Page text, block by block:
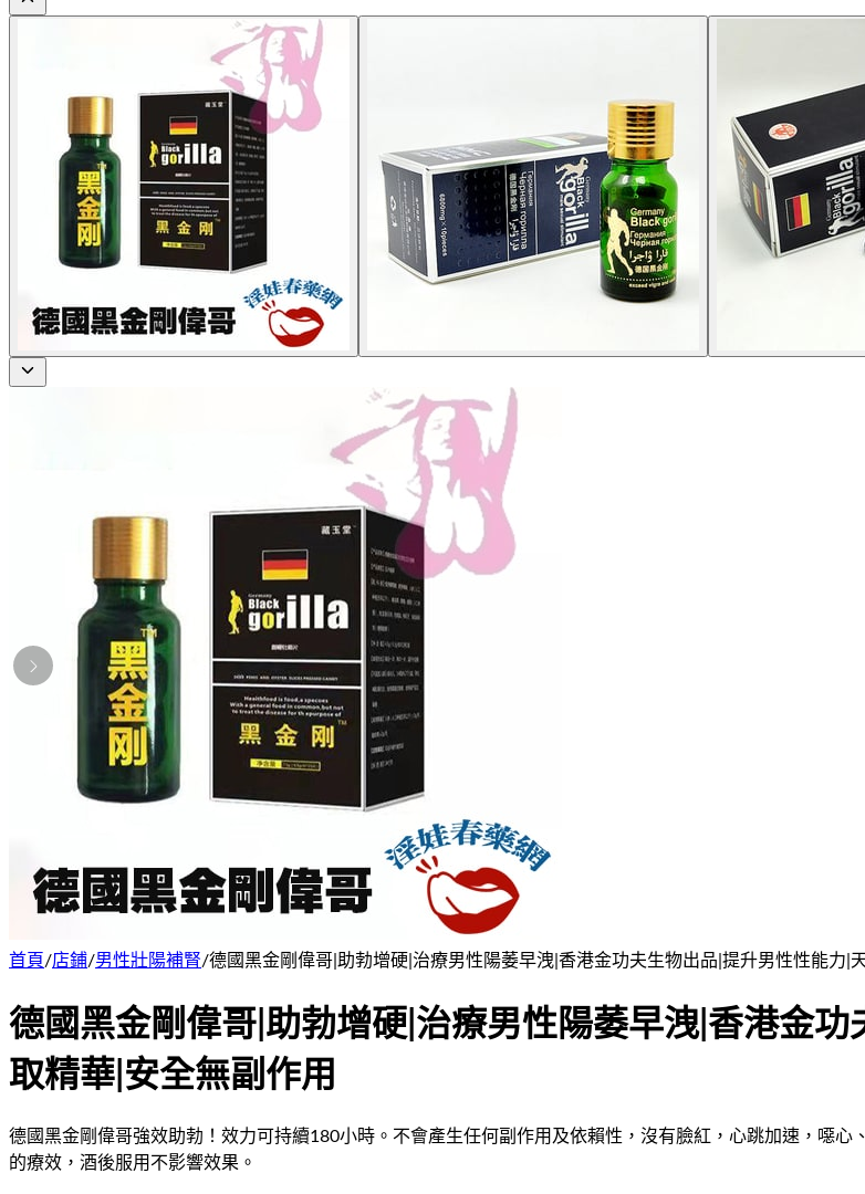
首頁/店鋪/男性壯陽補腎/德國黑金剛偉哥|助勃增硬|治療男性陽萎早洩|香港金功夫生物出品|提升男性性能力|
德國黑金剛偉哥|助勃增硬|治療男性陽萎早洩|香港金
取精華|安全無副作用
德國黑金剛偉哥強效助勃！效力可持續180小時。不會產生任何副作用及依賴性，沒有臉紅，心跳加速，噁
的療效，酒後服用不影響效果。